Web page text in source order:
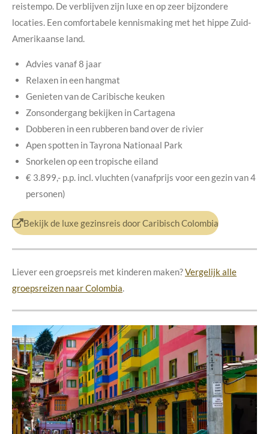
reistempo. De verblijven zijn luxe en op zeer bijzondere
locaties. Een comfortabele kennismaking met het hippe Zuid-
Amerikaanse land.
Advies vanaf 8 jaar
Relaxen in een hangmat
Genieten van de Caribische keuken
Zonsondergang bekijken in Cartagena
Dobberen in een rubberen band over de rivier
Apen spotten in Tayrona Nationaal Park
Snorkelen op een tropische eiland
€ 3.899,- p.p.incl. vluchten (vanafprijs voor een gezin van 4
personen)
Bekijk de luxe gezinsreis door Caribisch Colombia
Liever een groepsreis met kinderen maken?Vergelijk alle
groepsreizen naar Colombia.